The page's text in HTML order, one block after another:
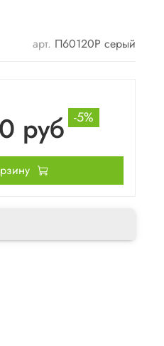
арт. П60120Р серый
руб -5%